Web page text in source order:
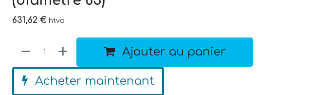
631,62 € htva
Ajouter au panier
Acheter maintenant